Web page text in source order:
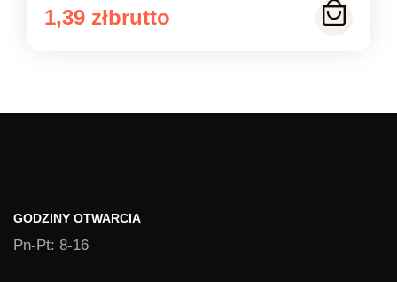
1,39 zł
Zakres
1,39 zł
GODZINY OTWARCIA
Pn-Pt: 8-16